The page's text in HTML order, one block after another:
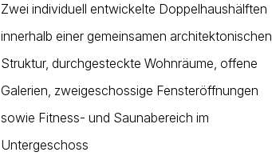
Zwei individuell entwickelte Doppelhaushälften
innerhalb einer gemeinsamen architektonischen
Struktur, durchgesteckte Wohnräume, offene
Galerien, zweigeschossige Fensteröffnungen
sowie Fitness- und Saunabereich im
Untergeschoss